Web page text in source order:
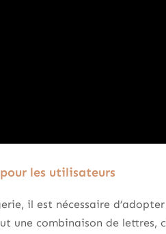
les utilisateurs
il est nécessaire
une combinaison de lettres,